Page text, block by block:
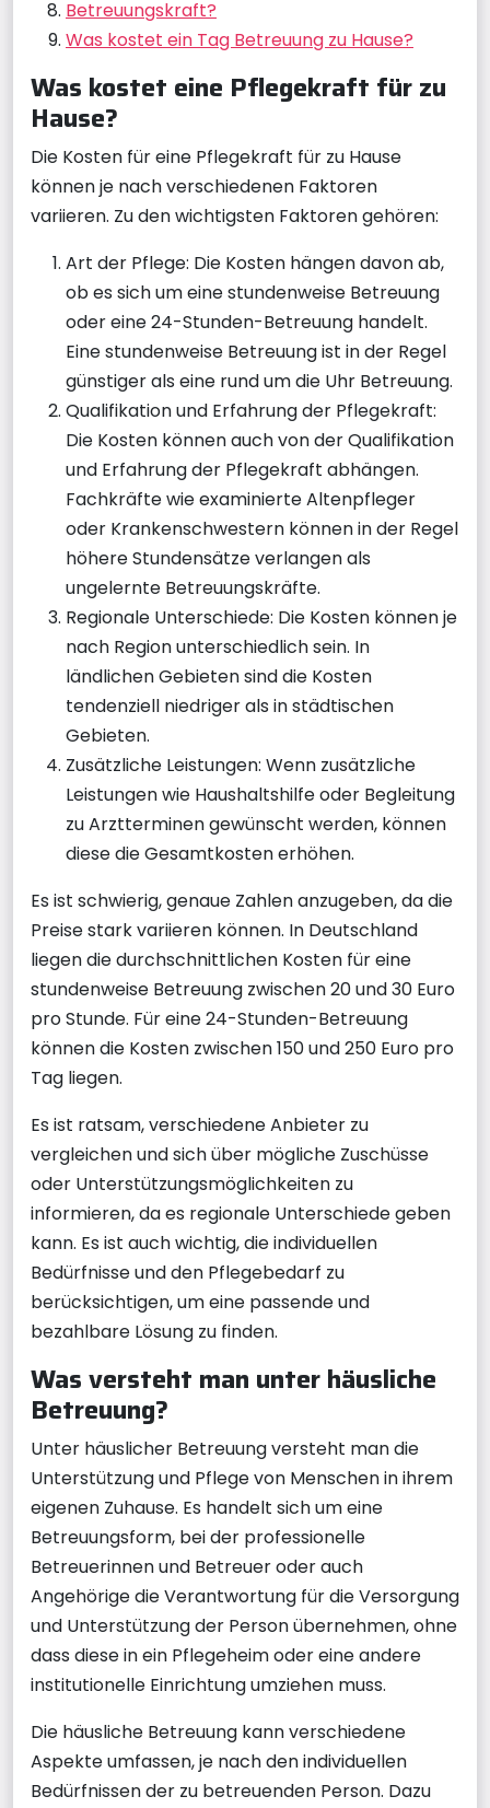
Betreuungskraft?
Was kostet ein Tag Betreuung zu Hause?
Was kostet eine Pflegekraft für zu
Hause?
Die Kosten für eine Pflegekraft für zu Hause
können je nach verschiedenen Faktoren
variieren. Zu den wichtigsten Faktoren gehören:
Art der Pflege: Die Kosten hängen davon ab,
ob es sich um eine stundenweise Betreuung
oder eine 24-Stunden-Betreuung handelt.
Eine stundenweise Betreuung ist in der Regel
günstiger als eine rund um die Uhr Betreuung.
Qualifikation und Erfahrung der Pflegekraft:
Die Kosten können auch von der Qualifikation
und Erfahrung der Pflegekraft abhängen.
Fachkräfte wie examinierte Altenpfleger
oder Krankenschwestern können in der Regel
höhere Stundensätze verlangen als
ungelernte Betreuungskräfte.
Regionale Unterschiede: Die Kosten können je
nach Region unterschiedlich sein. In
ländlichen Gebieten sind die Kosten
tendenziell niedriger als in städtischen
Gebieten.
Zusätzliche Leistungen: Wenn zusätzliche
Leistungen wie Haushaltshilfe oder Begleitung
zu Arztterminen gewünscht werden, können
diese die Gesamtkosten erhöhen.
Es ist schwierig, genaue Zahlen anzugeben, da die
Preise stark variieren können. In Deutschland
liegen die durchschnittlichen Kosten für eine
stundenweise Betreuung zwischen 20 und 30 Euro
pro Stunde. Für eine 24-Stunden-Betreuung
können die Kosten zwischen 150 und 250 Euro pro
Tag liegen.
Es ist ratsam, verschiedene Anbieter zu
vergleichen und sich über mögliche Zuschüsse
oder Unterstützungsmöglichkeiten zu
informieren, da es regionale Unterschiede geben
kann. Es ist auch wichtig, die individuellen
Bedürfnisse und den Pflegebedarf zu
berücksichtigen, um eine passende und
bezahlbare Lösung zu finden.
Was versteht man unter häusliche
Betreuung?
Unter häuslicher Betreuung versteht man die
Unterstützung und Pflege von Menschen in ihrem
eigenen Zuhause. Es handelt sich um eine
Betreuungsform, bei der professionelle
Betreuerinnen und Betreuer oder auch
Angehörige die Verantwortung für die Versorgung
und Unterstützung der Person übernehmen, ohne
dass diese in ein Pflegeheim oder eine andere
institutionelle Einrichtung umziehen muss.
Die häusliche Betreuung kann verschiedene
Aspekte umfassen, je nach den individuellen
Bedürfnissen der zu betreuenden Person. Dazu